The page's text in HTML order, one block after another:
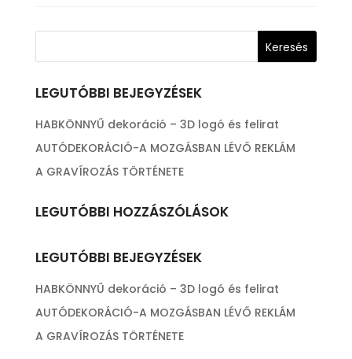
LEGUTÓBBI BEJEGYZÉSEK
HABKÖNNYŰ dekoráció – 3D logó és felirat
AUTÓDEKORÁCIÓ-A MOZGÁSBAN LÉVŐ REKLÁM
A GRAVÍROZÁS TÖRTÉNETE
LEGUTÓBBI HOZZÁSZÓLÁSOK
LEGUTÓBBI BEJEGYZÉSEK
HABKÖNNYŰ dekoráció – 3D logó és felirat
AUTÓDEKORÁCIÓ-A MOZGÁSBAN LÉVŐ REKLÁM
A GRAVÍROZÁS TÖRTÉNETE